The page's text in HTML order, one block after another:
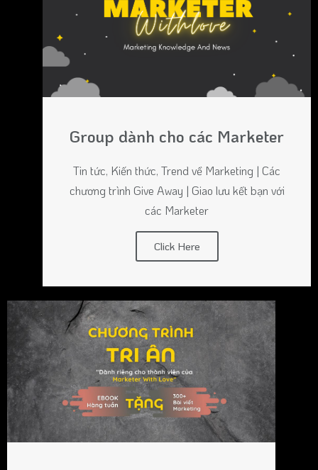
Group dành cho các Marketer
Tin tức, Kiến thức, Trend về Marketing | Các
chương trình Give Away | Giao lưu kết bạn với
các Marketer
Click Here